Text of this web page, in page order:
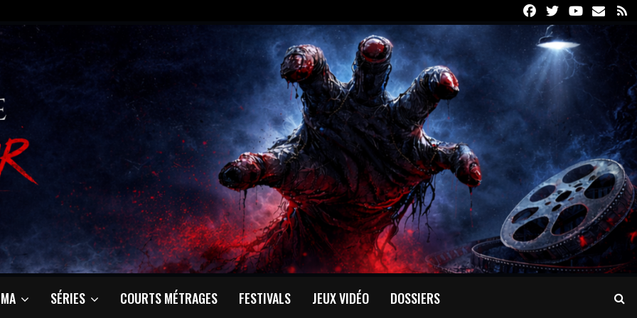
FacebookTwitterYoutube
Email
SÉRIES COURTS MÉTRAGES FESTIVALS JEUX VIDÉO DOSSIERS